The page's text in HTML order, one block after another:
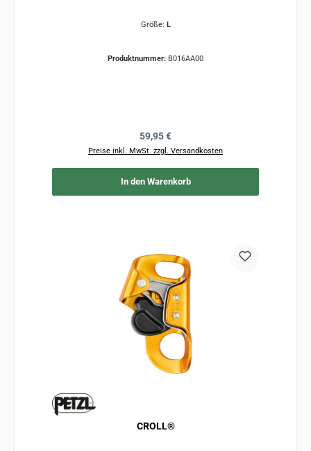
Größe: L
Produktnummer: B016AA00
Regulärer Preis:
59,95 €
Preise inkl. MwSt. zzgl. Versandkosten
In den Warenkorb
CROLL®